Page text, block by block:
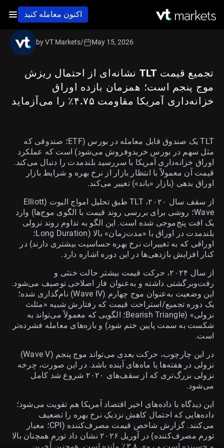
اکنون معامله کنید
تجمیع قیمت TLT نشانه‌ای از احتمال ریزش
موج پنجم است؛ همزمان بازده اوراق
خزانه‌داری آمریکا مقاومت ۴.۷۵٪ را می‌آزماید
by VT Markets/ May 15, 2026
TLT یک صندوق قابل معامله در بورس (ETF؛ صندوقی که
مثل سهم در بورس خریدوفروش می‌شود) است که عملکرد
اوراق خزانه‌داری آمریکا با سررسید بلندمدت را دنبال می‌کند.
قیمت آن معمولاً با انتظار بازار از نرخ بهره و شرایط بازار
اوراق بدهی (بازار «باند») تغییر می‌کند.
از سقف سال ۲۰۲۰، TLT طبق تحلیل امواج الیوت (Elliott
Wave؛ روشی برای بررسی روند قیمت با الگوی موج‌ها) وارد
یک افت پنج‌موجی شده است. این الگو به تداوم روند نزولی
بلندمدت در اوراق با «مدت‌زمان» بالا (Long Duration؛
اوراقی که به تغییرات نرخ بهره حساسیت بیشتری دارند) در
کنار افزایش بازدهی‌ها در این دوره اشاره دارد.
از سال ۲۰۲۴، حرکت قیمت بیشتر حالت خنثی و
رفت‌وبرگشتی داشته و به‌عنوان فاز اصلاحی توصیف می‌شود.
این وضعیت به‌عنوان موج چهارم (Wave IV) نام‌گذاری شده؛
یک دوره تجمیع/استراحت قیمت که رفتارش شبیه «مثلث
نزولی» (Bearish Triangle؛ الگویی که معمولاً می‌تواند به
شکست به سمت پایین ختم شود) و بازه‌های معامله فشرده‌تر
است.
در این چارچوب، حرکت بعدی می‌تواند موج پنجم (Wave V)
نزولی در هفته‌ها یا ماه‌های آینده باشد. در این صورت، چرخه
نزولی بزرگ‌تری که از سقف‌های ۲۰۲۰ شروع شد کامل
می‌شود.
این دیدگاه با داده‌های اخیر اقتصاد آمریکا هم تقویت می‌شود؛
داده‌هایی که احتمال کاهش نزدیکِ نرخ بهره را تضعیف
می‌کنند. گزارش شاخص قیمت مصرف‌کننده (CPI؛ معیار
تورم مصرف‌کننده) در آوریل ۲۰۲۶ نشان داد تورم همچنان بالا